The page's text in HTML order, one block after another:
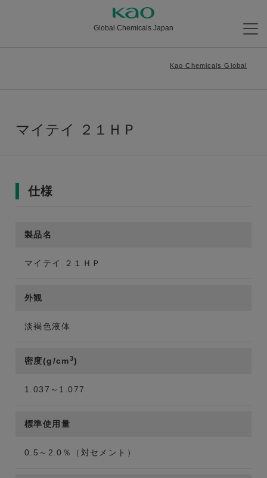
Global Chemicals Japan
Kao Chemicals Global
マイテイ ２１ＨＰ
仕様
製品名
マイテイ ２１ＨＰ
外観
淡褐色液体
密度(g/cm3)
1.037～1.077
標準使用量
0.5～2.0％（対セメント）